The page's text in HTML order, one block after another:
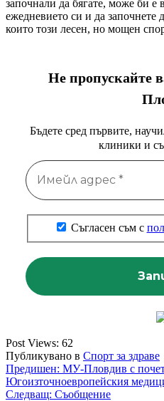
започнали да бягате, може би е
ежедневието си и да започнете
които този лесен, но мощен
Не пропускайте
Бъдете сред първите,
клиники и
Съгласен съм с
Post Views: 62
Публикувано в Спорт за здраве
Навигация
Предишен: МУ-Пловдив с
Югоизточноевропейския
Следващ: Съобщение